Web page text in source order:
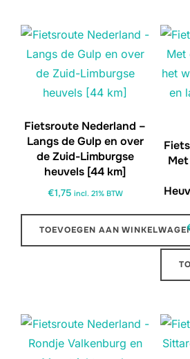
Fietsroute Nederland –
Langs de Gulp en over
de Zuid-Limburgse
heuvels [44 km]
€1,75 incl. 21% BTW
TOEVOEGEN AAN